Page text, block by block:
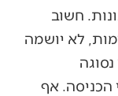
חשוב
לא יושמה
הכניסה. אף